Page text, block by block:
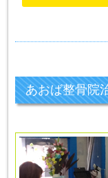
あおば整骨院